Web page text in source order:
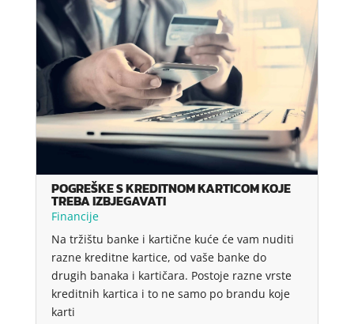
POGREŠKE S KREDITNOM KARTICOM KOJE
TREBA IZBJEGAVATI
Financije
Na tržištu banke i kartične kuće će vam nuditi
razne kreditne kartice, od vaše banke do
drugih banaka i kartičara. Postoje razne vrste
kreditnih kartica i to ne samo po brandu koje
karti